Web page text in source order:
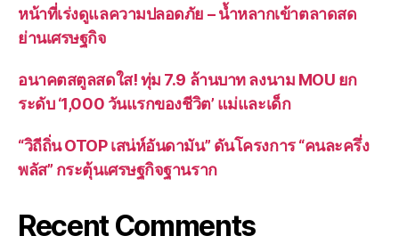
หน้าที่เร่งดูแลความปลอดภัย – น้ำหลากเข้าตลาดสด
ย่านเศรษฐกิจ
อนาคตสตูลสดใส! ทุ่ม 7.9 ล้านบาท ลงนาม MOU ยก
ระดับ ‘1,000 วันแรกของชีวิต’ แม่และเด็ก
“วิถีถิ่น OTOP เสน่ห์อันดามัน” ดันโครงการ “คนละครึ่ง
พลัส” กระตุ้นเศรษฐกิจฐานราก
Recent Comments